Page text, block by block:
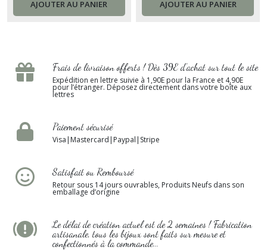
AJOUTER AU PANIER AJOUTER AU PANIER
Frais de livraison offerts ! Dès 39E d’achat sur tout le site
Expédition en lettre suivie à 1,90E pour la France et 4,90E
pour l’étranger. Déposez directement dans votre boîte aux
lettres
Paiement sécurisé
Visa|Mastercard|Paypal|Stripe
Satisfait ou Remboursé
Retour sous 14 jours ouvrables, Produits Neufs dans son
emballage d’origine
Le délai de création actuel est de 2 semaines ! Fabrication
artisanale, tous les bijoux sont faits sur mesure et
confectionnés à la commande...